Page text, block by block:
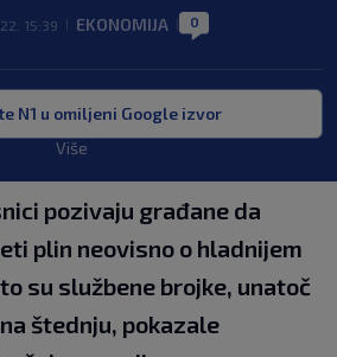
15:39 EKONOMIJA 0
N1 u omiljeni Google izvor
Više
pozivaju građane da
plin neovisno o hladnijem
su službene brojke, unatoč
štednju, pokazale